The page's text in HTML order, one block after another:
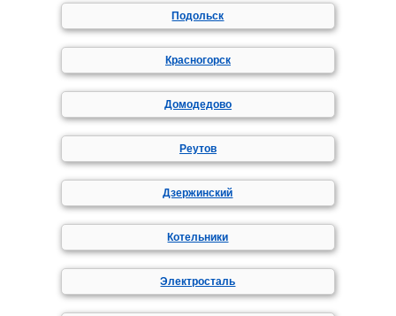
Подольск
Красногорск
Домодедово
Реутов
Дзержинский
Котельники
Электросталь